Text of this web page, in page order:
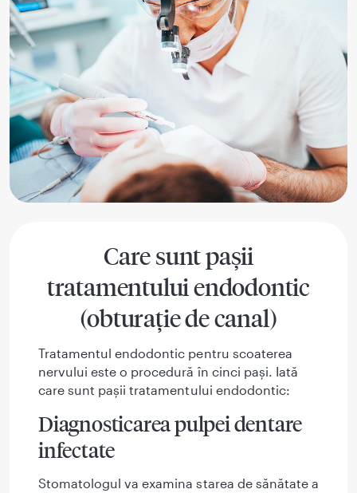
Care sunt pașii
tratamentului endodontic
(obturație de canal)
Tratamentul endodontic pentru scoaterea
nervului este o procedură în cinci pași. Iată
care sunt pașii tratamentului endodontic:
Diagnosticarea pulpei dentare
infectate
Stomatologul va examina starea de sănătate a